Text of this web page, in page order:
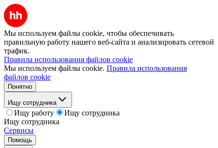
Мы используем файлы cookie, чтобы обеспечивать
правильную работу нашего веб-сайта и анализировать сетевой
трафик.
Правила использования файлов cookie
Мы используем файлы cookie. Правила использования
файлов cookie
Понятно
Ищу сотрудника
Ищу работу
Ищу сотрудника
Ищу сотрудника
Сервисы
Помощь